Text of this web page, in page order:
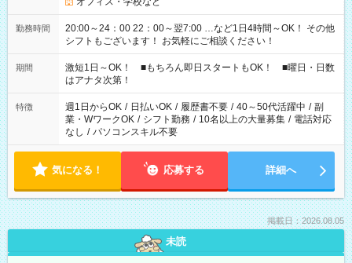
勤務時間
20:00～24：00 22：00～翌7:00 …など1日4時間～OK！ その他
シフトもございます！ お気軽にご相談ください！
期間
激短1日～OK！ ■もちろん即日スタートもOK！ ■曜日・日数
はアナタ次第！
特徴 週1日からOK / 日払いOK / 履歴書不要 / 40～50代活躍中 / 副
業・WワークOK / シフト勤務 / 10名以上の大量募集 / 電話対応
なし / パソコンスキル不要
気になる！ 応募する 詳細へ
掲載日：2026.08.05
未読